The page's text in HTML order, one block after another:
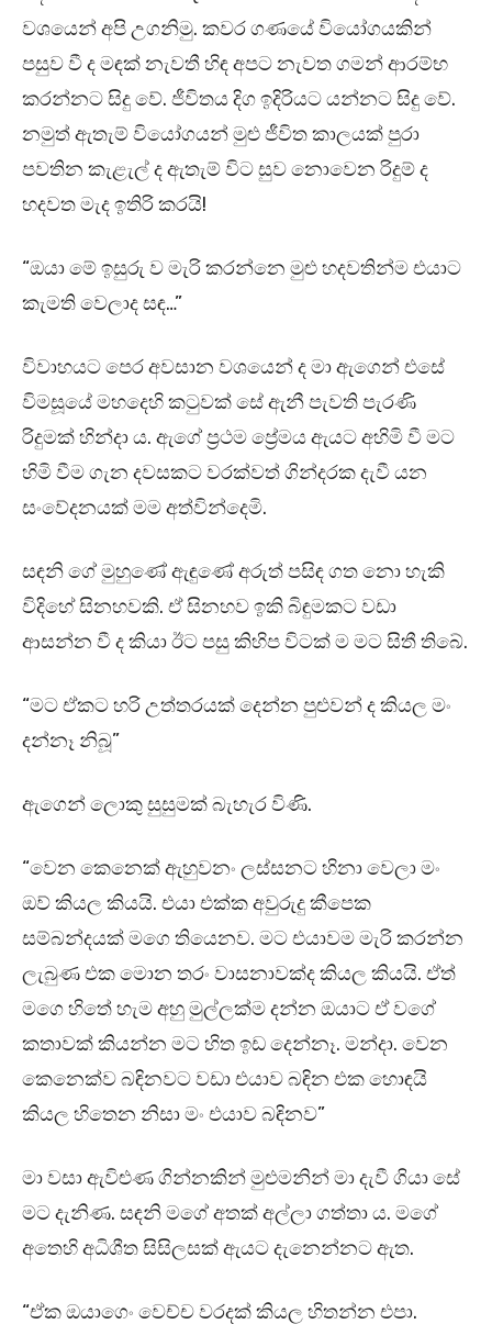
වශයෙන් අපි උගනිමු. කවර ගණයේ වියෝගයකින්
පසුව වී ද මඳක් නැවතී හිඳ අපට නැවත ගමන් ආරම්භ
කරන්නට සිදු වේ. ජීවිතය දිග ඉදිරියට යන්නට සිදු වේ.
නමුත් ඇතැම් වියෝගයන් මුළු ජීවිත කාලයක් පුරා
පවතින කැළැල් ද ඇතැම් විට සුව නොවෙන රිදුම් ද
හදවත මැද ඉතිරි කරයි!
“ඔයා මේ ඉසුරු ව මැරි කරන්නෙ මුළු හදවතින්ම එයාට
කැමති වෙලාද සඳ…”
විවාහයට පෙර අවසාන වශයෙන් ද මා ඇගෙන් එසේ
විමසූයේ මහදෙහි කටුවක් සේ ඇනී පැවති පැරණි
රිදුමක් හින්දා ය. ඇගේ ප්‍රථම ප්‍රේමය ඇයට අහිමි වී මට
හිමි වීම ගැන දවසකට වරක්වත් ගින්දරක දැවී යන
සංවේදනයක් මම අත්වින්දෙමි.
සඳනි ගේ මුහුණේ ඇඳුණේ අරුත් පසිඳ ගත නො හැකි
විදිහේ සිනහවකි. ඒ සිනහව ඉකි බිඳුමකට වඩා
ආසන්න වී ද කියා ඊට පසු කිහිප විටක් ම මට සිතී තිබේ.
“මට ඒකට හරි උත්තරයක් දෙන්න පුළුවන් ද කියල මං
දන්නෑ නිබූ”
ඇගෙන් ලොකු සුසුමක් බැහැර විණි.
“වෙන කෙනෙක් ඇහුවනං ලස්සනට හිනා වෙලා මං
ඔව් කියල කියයි. එයා එක්ක අවුරුදු කීපෙක
සම්බන්දයක් මගෙ තියෙනව. මට එයාවම මැරි කරන්න
ලැබුණ එක මොන තරං වාසනාවක්ද කියල කියයි. ඒත්
මගෙ හිතේ හැම අහු මුල්ලක්ම දන්න ඔයාට ඒ වගේ
කතාවක් කියන්න මට හිත ඉඩ දෙන්නෑ. මන්දා. වෙන
කෙනෙක්ව බඳිනවට වඩා එයාව බඳින එක හොඳයි
කියල හිතෙන නිසා මං එයාව බඳිනව”
මා වසා ඇවිළුණ ගින්නකින් මුළුමනින් මා දැවී ගියා සේ
මට දැනිණ. සඳනි මගේ අතක් අල්ලා ගත්තා ය. මගේ
අතෙහි අධිශීත සිසිලසක් ඇයට දැනෙන්නට ඇත.
“ඒක ඔයාගෙං වෙච්ච වරදක් කියල හිතන්න එපා.